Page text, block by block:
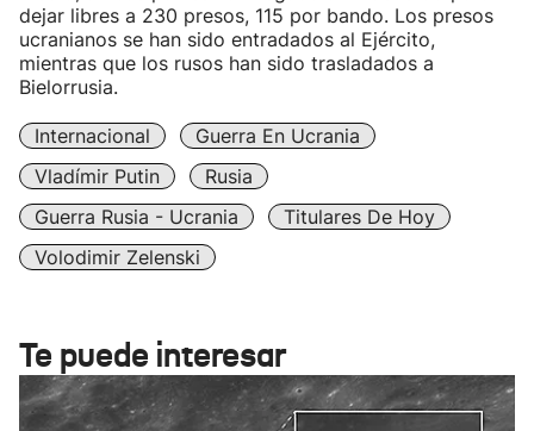
dejar libres a 230 presos, 115 por bando. Los presos
ucranianos se han sido entradados al Ejército,
mientras que los rusos han sido trasladados a
Bielorrusia.
Internacional
Guerra En Ucrania
Vladímir Putin
Rusia
Guerra Rusia - Ucrania
Titulares De Hoy
Volodimir Zelenski
Te puede interesar